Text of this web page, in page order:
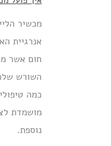
מכשיר
אנרגיית
חום אשר
השורש
כמה
מושמדת
נוספת.